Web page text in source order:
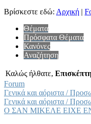
Βρίσκεστε εδώ: Αρχική |
Θέματα
Πρόσφατα Θέματα
Κανόνες
Αναζήτηση
Καλώς ήλθατε,
Forum
Γενικά και αόριστα /
Γενικά και αόριστα /
Ο ΣΑΝ ΜΙΚΕΛΕ ΕΙΧΕ